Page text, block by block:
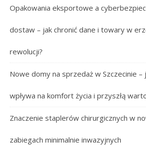
Opakowania eksportowe a
dostaw – jak chronić dane i towary w
rewolucji?
Nowe domy na sprzedaż w Szczecinie –
wpływa na komfort życia i przyszłą
Znaczenie staplerów chirurgicznych w
zabiegach minimalnie inwazyjnych